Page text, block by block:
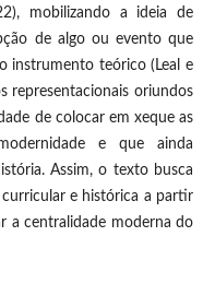
mobilizando a ideia de
de algo ou evento que
instrumento teórico (Leal e
representacionais oriundos
de colocar em xeque as
e que ainda
Assim, o texto busca
e histórica a partir
a centralidade moderna do